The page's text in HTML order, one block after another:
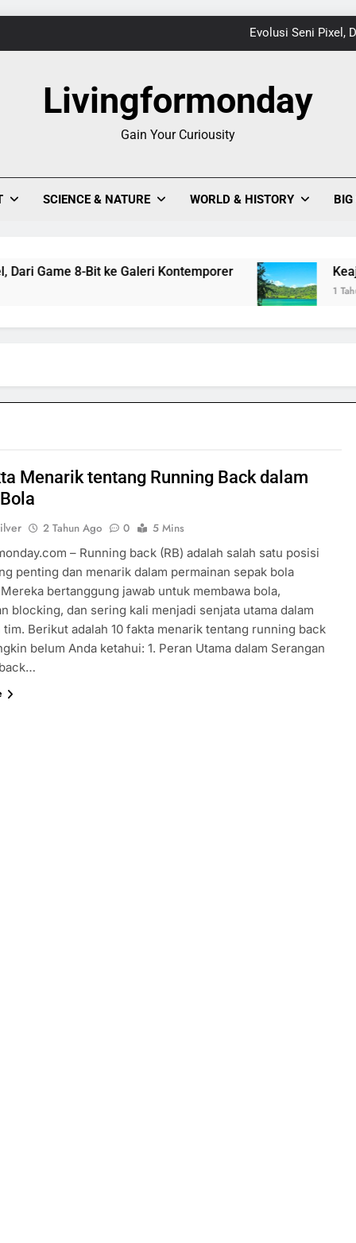
Evolusi Seni Pixel,
Keajaiban Warna-Warni Danau Linow, Destinasi
Livingformonday
Gain Your Curiousity
SCIENCE & NATURE WORLD & HISTORY BIG
8-Bit ke Galeri Kontemporer Keajaiban
1 Tahun Ago
Menarik tentang Running Back dalam
2 Tahun Ago 0
5 Mins
– Running back (RB) adalah salah satu posisi
penting dan menarik dalam permainan sepak bola
bertanggung jawab untuk membawa bola,
blocking, dan sering kali menjadi senjata utama dalam
tim. Berikut adalah 10 fakta menarik tentang running back
belum Anda ketahui: 1. Peran Utama dalam Serangan